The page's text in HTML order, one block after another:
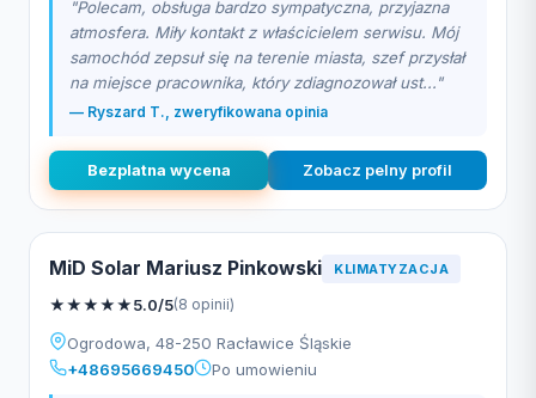
"Polecam, obsługa bardzo sympatyczna, przyjazna
atmosfera. Miły kontakt z właścicielem serwisu. Mój
samochód zepsuł się na terenie miasta, szef przysłał
na miejsce pracownika, który zdiagnozował ust..."
— Ryszard T., zweryfikowana opinia
Bezplatna wycena Zobacz pelny profil
MiD Solar Mariusz Pinkowski KLIMATYZACJA
★★★★★5.0/5(8 opinii)
Ogrodowa, 48-250 Racławice Śląskie
+48695669450
Po umowieniu